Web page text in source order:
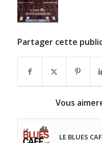
Partager cette
Vous
LE BLUES